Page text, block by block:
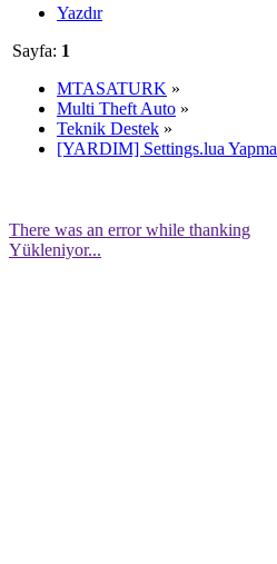
Yazdır
Sayfa: 1
MTASATURK »
Multi Theft Auto »
Teknik Destek »
[YARDIM] Settings.lua Yapma
There was an error while thanking
Yükleniyor...